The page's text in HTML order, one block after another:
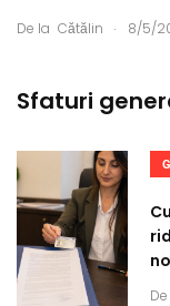
De la Cătălin . 8/5/
Sfaturi